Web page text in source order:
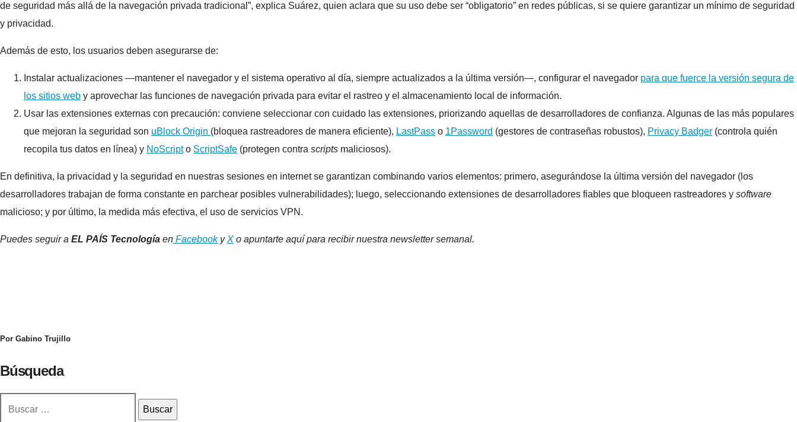
de seguridad más allá de la navegación privada tradicional”, explica Suárez, quien aclara que su uso debe ser “obligatorio” en redes públicas, si se quiere garantizar un mínimo de seguridad
y privacidad.
Además de esto, los usuarios deben asegurarse de:
Instalar actualizaciones —mantener el navegador y el sistema operativo al día, siempre actualizados a la última versión—, configurar el navegador para que fuerce la versión segura de
los sitios web y aprovechar las funciones de navegación privada para evitar el rastreo y el almacenamiento local de información.
Usar las extensiones externas con precaución: conviene seleccionar con cuidado las extensiones, priorizando aquellas de desarrolladores de confianza. Algunas de las más populares
que mejoran la seguridad son uBlock Origin (bloquea rastreadores de manera eficiente), LastPass o 1Password (gestores de contraseñas robustos), Privacy Badger (controla quién
recopila tus datos en línea) y NoScripto ScriptSafe (protegen contra scripts maliciosos).
En definitiva, la privacidad y la seguridad en nuestras sesiones en internet se garantizan combinando varios elementos: primero, asegurándose la última versión del navegador (los
desarrolladores trabajan de forma constante en parchear posibles vulnerabilidades); luego, seleccionando extensiones de desarrolladores fiables que bloqueen rastreadores y software
malicioso; y por último, la medida más efectiva, el uso de servicios VPN.
Puedes seguir a EL PAÍS Tecnología en FacebookyX o apuntarte aquí para recibir nuestra newsletter semanal.
Por Gabino Trujillo
Búsqueda